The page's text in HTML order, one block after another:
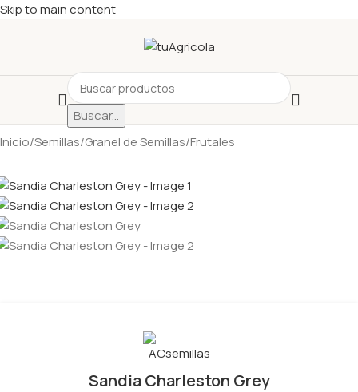
Skip to main content
Buscar...
Inicio/Semillas/Granel de Semillas/Frutales
Sandia Charleston Grey